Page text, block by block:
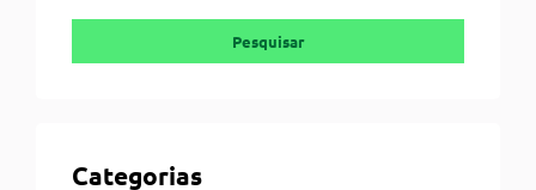
Pesquisar
Categorias